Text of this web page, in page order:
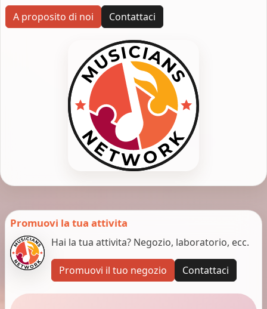
A proposito di noi Contattaci
Promuovi la tua attivita
Hai la tua attivita? Negozio, laboratorio, ecc.
Promuovi il tuo negozio Contattaci